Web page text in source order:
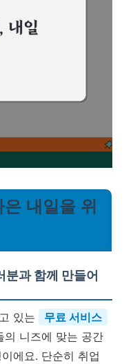
내일을 위
분과 함께 만들어
있는
무료 서비스
의 니즈에 맞는 공간
에요. 단순히 취업